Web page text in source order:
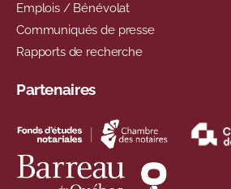
Emplois / Bénévolat
Communiqués de presse
Rapports de recherche
Partenaires